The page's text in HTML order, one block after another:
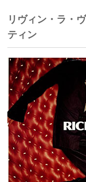
リヴィン・ラ・
ティン